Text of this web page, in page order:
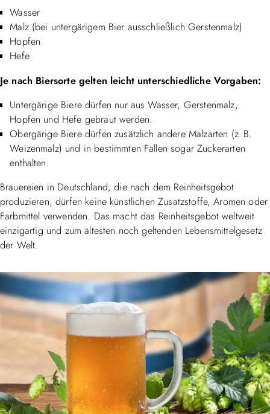
Wasser
Malz (bei untergärigem Bier ausschließlich Gerstenmalz)
Hopfen
Hefe
Je nach Biersorte gelten leicht unterschiedliche Vorgaben:
Untergärige Biere dürfen nur aus Wasser, Gerstenmalz,
Hopfen und Hefe gebraut werden.
Obergärige Biere dürfen zusätzlich andere Malzarten (z. B.
Weizenmalz) und in bestimmten Fällen sogar Zuckerarten
enthalten.
Brauereien in Deutschland, die nach dem Reinheitsgebot
produzieren, dürfen keine künstlichen Zusatzstoffe, Aromen oder
Farbmittel verwenden. Das macht das Reinheitsgebot weltweit
einzigartig und zum ältesten noch geltenden Lebensmittelgesetz
der Welt.